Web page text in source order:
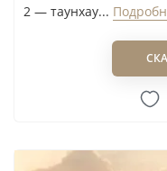
RVL Real Estate LLC
Saba Group
Sama Ezdan Real
Sankari Properties
2 — таунхау...